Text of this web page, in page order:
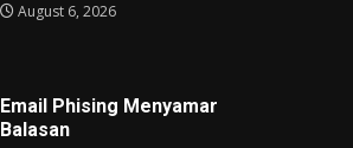
August 6, 2026
Email Phising Menyamar
Balasan